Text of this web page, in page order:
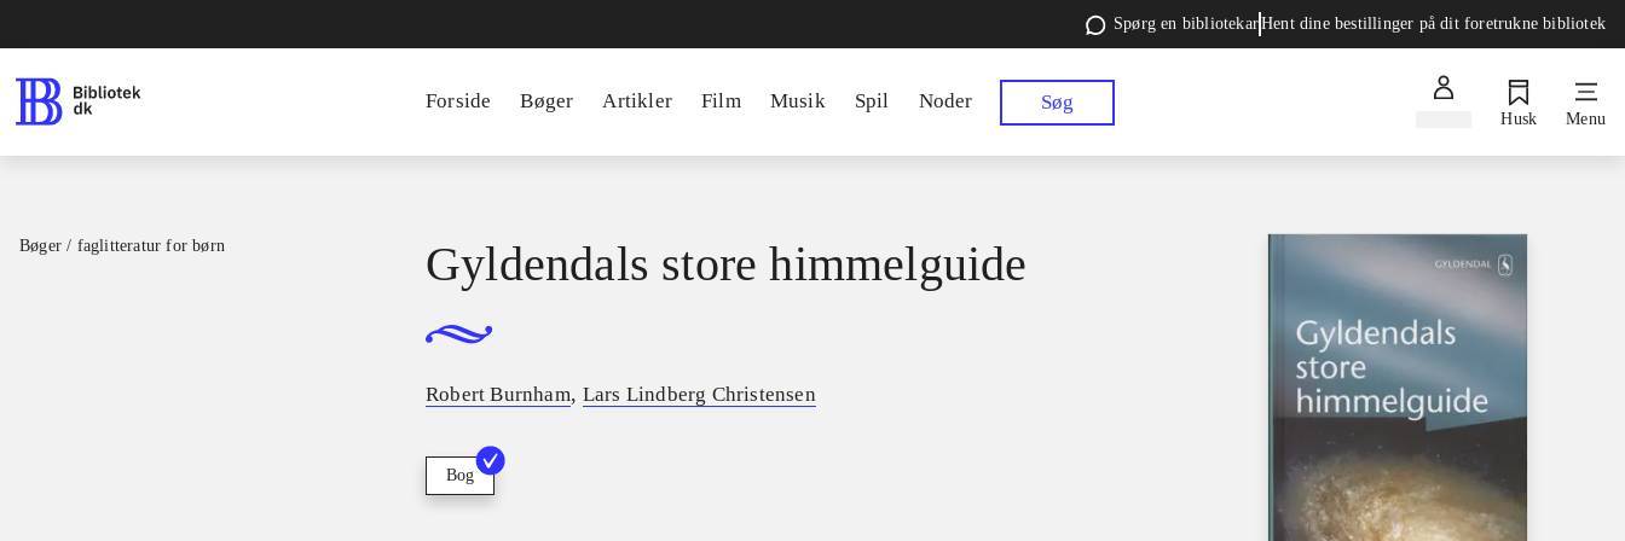
Spørg en bibliotekarHent dine bestillinger på dit foretrukne bibliotek
Forside Bøger Artikler Film Musik Spil Noder Søg
Husk Menu
Bøger / faglitteratur for børn Gyldendals store himmelguide
Robert Burnham, Lars Lindberg Christensen
Bog